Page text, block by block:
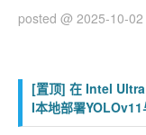
posted @ 2025-10-
[置顶] 在 Intel
I本地部署